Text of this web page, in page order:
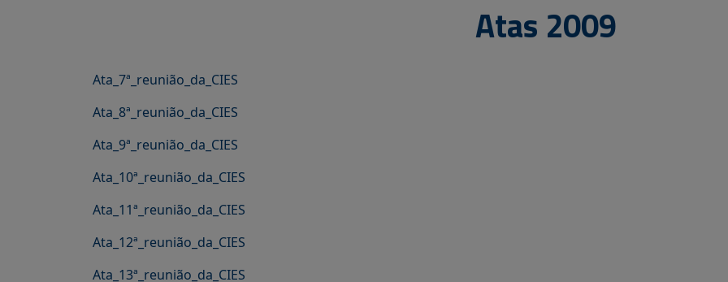
Atas 2009
Ata_7ª _reunião_da_CIES
Ata_8ª _reunião_da_CIES
Ata_9ª _reunião_da_CIES
Ata_10ª _reunião_da_CIES
Ata_11ª _reunião_da_CIES
Ata_12ª _reunião_da_CIES
Ata_13ª _reunião_da_CIES